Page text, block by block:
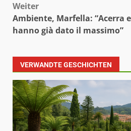
Weiter
Ambiente, Marfella: “Acerra
hanno già dato il massimo”
VERWANDTE GESCHICHTEN